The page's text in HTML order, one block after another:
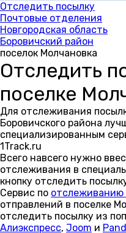
Отследить посылку
Почтовые отделения
Новгородская область
Боровичский район
поселок Молчановка
Отследить
поселке
Для отслеживания
Боровичского района
специализированным
1Track.ru
Всего навсего нужно
отслеживания в
кнопку отследить
Сервис по отслеживанию
отправлений в поселке
отследить посылку из
Алиэкспресс, Joom и